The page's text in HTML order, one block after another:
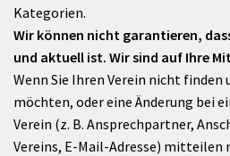
Kategorien.
Wir können nicht garantieren,
und aktuell ist. Wir sind auf Ihre
Wenn Sie Ihren Verein nicht finden
möchten, oder eine Änderung bei
Verein (z. B. Ansprechpartner,
Vereins, E-Mail-Adresse)